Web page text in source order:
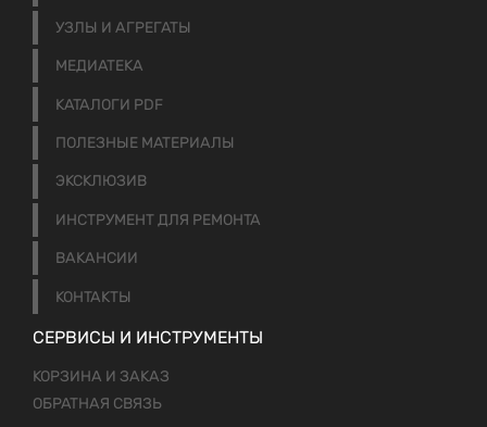
УЗЛЫ И АГРЕГАТЫ
МЕДИАТЕКА
КАТАЛОГИ PDF
ПОЛЕЗНЫЕ МАТЕРИАЛЫ
ЭКСКЛЮЗИВ
ИНСТРУМЕНТ ДЛЯ РЕМОНТА
ВАКАНСИИ
КОНТАКТЫ
СЕРВИСЫ И ИНСТРУМЕНТЫ
КОРЗИНА И ЗАКАЗ
ОБРАТНАЯ СВЯЗЬ